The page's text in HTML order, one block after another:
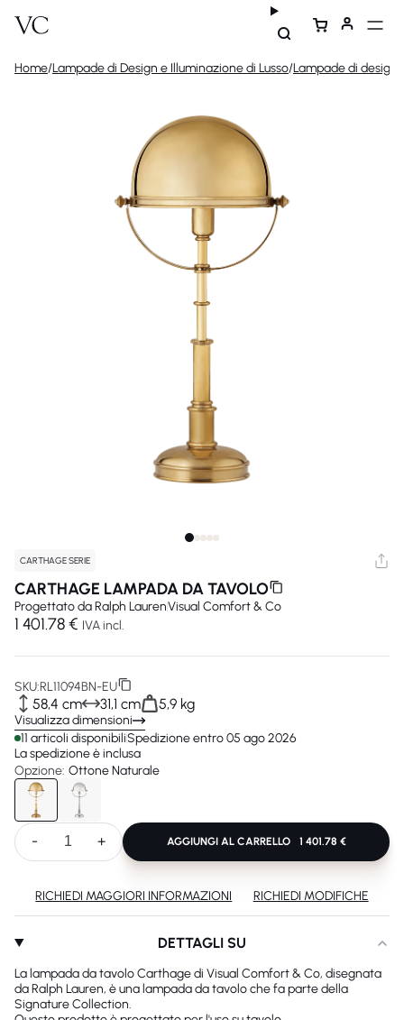
Home/Lampade di Design e Illuminazione di Lusso/Lampade di design
DETTAGLI SU
La lampada da tavolo Carthage di Visual Comfort & Co, disegnata
da Ralph Lauren, è una lampada da tavolo che fa parte della
Signature Collection.
CARTHAGE SERIE
CARTHAGE LAMPADA DA TAVOLO
Progettato daRalph LaurenVisual Comfort & Co
1 401.78 € IVA incl.
SKU:RL11094BN-EU
58,4 cm 31,1 cm 5,9 kg
Visualizza dimensioni
11 articoli disponibiliSpedizione entro 05 ago 2026
La spedizione è inclusa
Opzione: Ottone Naturale
- + AGGIUNGI AL CARRELLO 1 401.78 €
RICHIEDI MAGGIORI INFORMAZIONI RICHIEDI MODIFICHE